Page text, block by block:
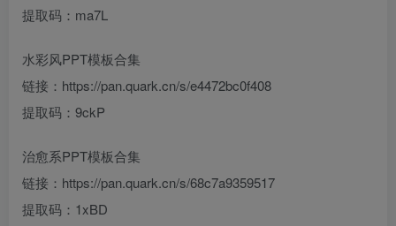
提取码：ma7L
水彩风PPT模板合集
链接：https://pan.quark.cn/s/e4472bc0f408
提取码：9ckP
治愈系PPT模板合集
链接：https://pan.quark.cn/s/68c7a9359517
提取码：1xBD